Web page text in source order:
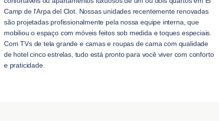
Camp de l'Arpa del Clot. Nossas unidades recentemente renovadas
são projetadas profissionalmente pela nossa equipe interna, que
mobiliou o espaço com móveis feitos sob medida e toques especiais.
Com TVs de tela grande e camas e roupas de cama com qualidade
de hotel cinco estrelas, tudo está pronto para você viver com conforto
e praticidade.